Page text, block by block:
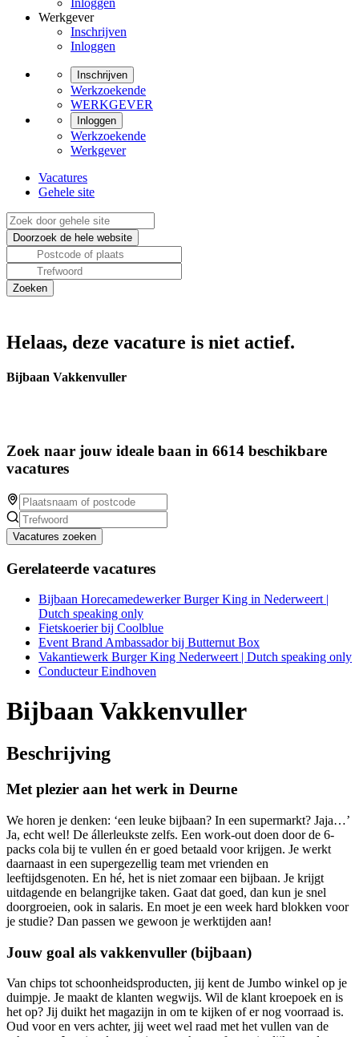
Inloggen
Werkgever
Inschrijven
Inloggen
Inschrijven
Werkzoekende
WERKGEVER
Inloggen
Werkzoekende
Werkgever
Vacatures
Gehele site
Helaas, deze vacature is niet actief.
Bijbaan Vakkenvuller
Zoek naar jouw ideale baan in 6614 beschikbare
vacatures
Vacatures zoeken
Gerelateerde vacatures
Bijbaan Horecamedewerker Burger King in Nederweert |
Dutch speaking only
Fietskoerier bij Coolblue
Event Brand Ambassador bij Butternut Box
Vakantiewerk Burger King Nederweert | Dutch speaking only
Conducteur Eindhoven
Bijbaan Vakkenvuller
Beschrijving
Met plezier aan het werk in Deurne
We horen je denken: ‘een leuke bijbaan? In een supermarkt? Jaja…’
Ja, echt wel! De állerleukste zelfs. Een work-out doen door de 6-
packs cola bij te vullen én er goed betaald voor krijgen. Je werkt
daarnaast in een supergezellig team met vrienden en
leeftijdsgenoten. En hé, het is niet zomaar een bijbaan. Je krijgt
uitdagende en belangrijke taken. Gaat dat goed, dan kun je snel
doorgroeien, ook in salaris. En moet je een week hard blokken voor
je studie? Dan passen we gewoon je werktijden aan!
Jouw goal als vakkenvuller (bijbaan)
Van chips tot schoonheidsproducten, jij kent de Jumbo winkel op je
duimpje. Je maakt de klanten wegwijs. Wil de klant kroepoek en is
het op? Jij duikt het magazijn in om te kijken of er nog voorraad is.
Oud voor en vers achter, jij weet wel raad met het vullen van de